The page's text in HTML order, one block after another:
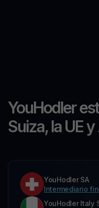
YouHodler
Suiza, la UE
YouHodler SA
Intermediario
YouHodler Italy